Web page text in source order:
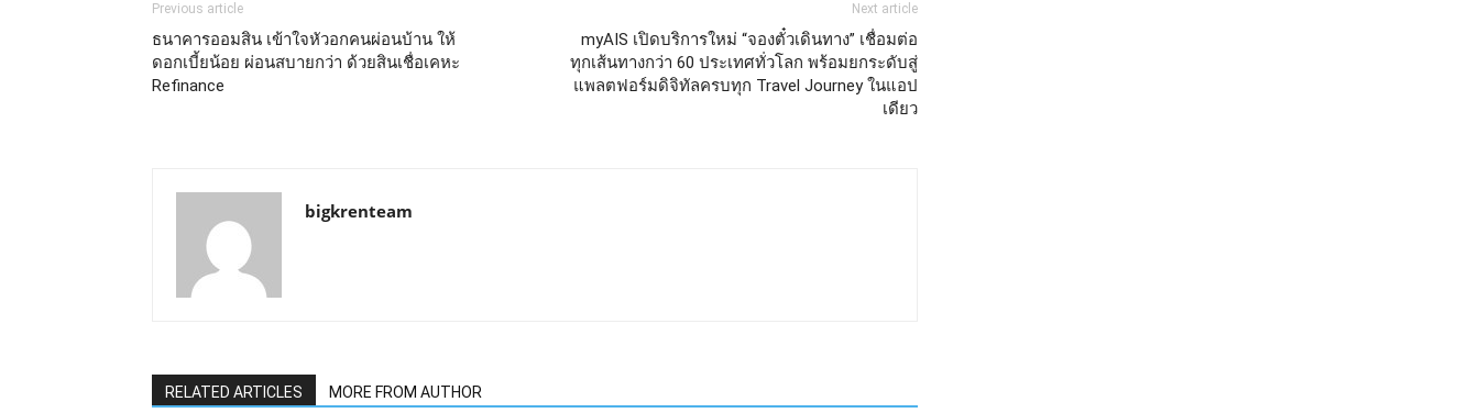
Previous article
ธนาคารออมสิน เข้าใจหัวอกคนผ่อนบ้าน ให้
ดอกเบี้ยน้อย ผ่อนสบายกว่า ด้วยสินเชื่อเคหะ
Refinance
Next article
myAIS เปิดบริการใหม่ “จองตั๋วเดินทาง” เชื่อมต่อ
ทุกเส้นทางกว่า 60 ประเทศทั่วโลก พร้อมยกระดับสู่
แพลตฟอร์มดิจิทัลครบทุก Travel Journey ในแอป
เดียว
bigkrenteam
RELATED ARTICLES MORE FROM AUTHOR